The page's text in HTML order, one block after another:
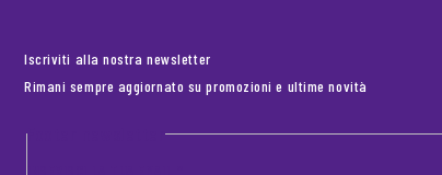
Iscriviti alla nostra newsletter
Rimani sempre aggiornato su promozioni e ultime novità
Footer newsletter